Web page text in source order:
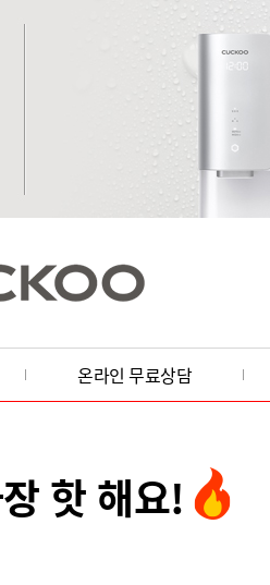
온라인 무료상담
핫 해요!